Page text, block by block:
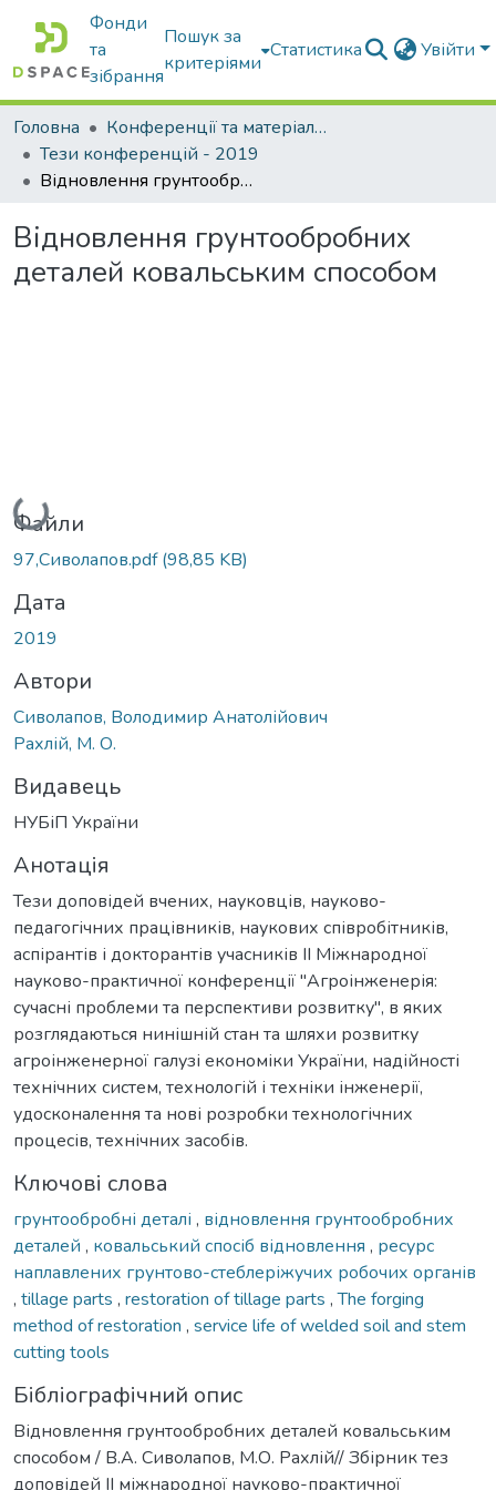
Фонди
та
зібрання
Пошук за
критеріями
Статистика Увійти
Головна
Конференції та матеріали конференцій
Тези конференцій - 2019
Відновлення грунтообробних деталей ковальським способом
Відновлення грунтообробних
деталей ковальським способом
Вантажиться...
Файли
97,Сиволапов.pdf(98,85 KB)
Дата
2019
Автори
Сиволапов, Володимир Анатолійович
Рахлій, М. О.
Видавець
НУБіП України
Анотація
Тези доповідей вчених, науковців, науково-
педагогічних працівників, наукових співробітників,
аспірантів і докторантів учасників ІІ Міжнародної
науково-практичної конференції "Агроінженерія:
сучасні проблеми та перспективи розвитку", в яких
розглядаються нинішній стан та шляхи розвитку
агроінженерної галузі економіки України, надійності
технічних систем, технологій і техніки інженерії,
удосконалення та нові розробки технологічних
процесів, технічних засобів.
Ключові слова
грунтообробні деталі , відновлення грунтообробних
деталей , ковальський спосіб відновлення , ресурс
наплавлених грунтово-стеблеріжучих робочих органів
, tillage parts , restoration of tillage parts ,The forging
method of restoration , service life of welded soil and stem
cutting tools
Бібліографічний опис
Відновлення грунтообробних деталей ковальським
способом / В.А. Сиволапов, М.О. Рахлій// Збірник тез
доповідей ІІ міжнародної науково-практичної